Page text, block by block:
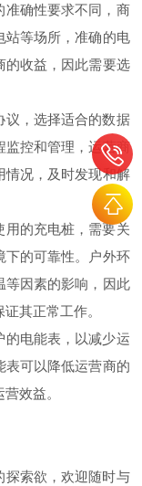
准确性要求不同，商
站等场所，准确的电
的收益，因此需要选
议，选择适合的数据
监控和管理，运营商
情况，及时发现和解
用的充电桩，需要关
下的可靠性。户外环
等因素的影响，因此
其正常工作。
的电能表，以减少运
表可以降低运营商的
效益。
探索欲，欢迎随时与